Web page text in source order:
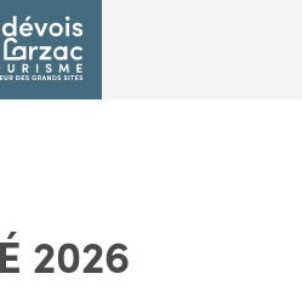
2026